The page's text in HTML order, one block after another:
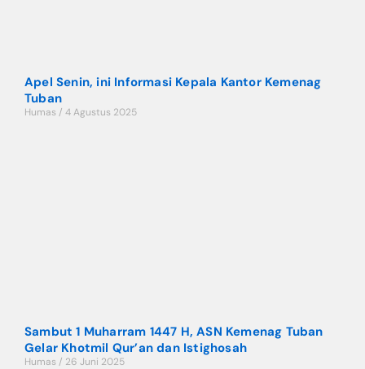
Apel Senin, ini Informasi Kepala Kantor Kemenag
Tuban
Humas 4 Agustus 2025
Sambut 1 Muharram 1447 H, ASN Kemenag Tuban
Gelar Khotmil Qur’an dan Istighosah
Humas 26 Juni 2025